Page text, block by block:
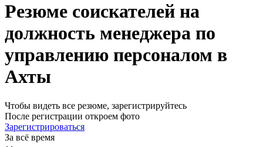
Резюме соискателей на
должность менеджера по
управлению персоналом в
Ахты
Чтобы видеть все резюме, зарегистрируйтесь
После регистрации откроем фото
Зарегистрироваться
За всё время